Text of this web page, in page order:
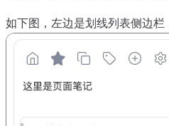
如下图，左边是划线列表侧边栏